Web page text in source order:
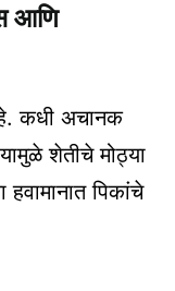
आणि
कधी अचानक
शेतीचे मोठ्या
पिकांचे